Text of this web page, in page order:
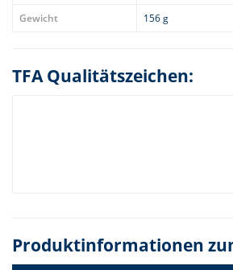
Gewicht
156 g
TFA Qualitätszeichen:
Produktinformationen